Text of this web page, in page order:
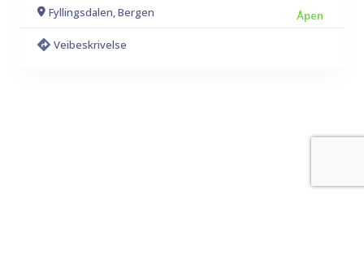
Fyllingsdalen, Bergen
Åpen
Veibeskrivelse